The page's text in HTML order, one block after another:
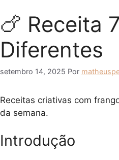
🍗 Receita
Diferentes
setembro 14, 2025 Por
Receitas criativas com
da semana.
Introdução